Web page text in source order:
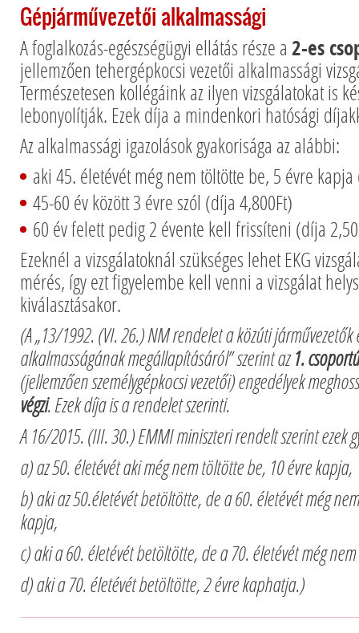
Gépjárművezetői alkalmassági
A foglalkozás-egészségügyi ellátás része a 2-es
jellemzően tehergépkocsi vezetői alkalmassági
Természetesen kollégáink az ilyen vizsgálatokat is
lebonyolítják. Ezek díja a mindenkori hatósági
Az alkalmassági igazolások gyakorisága az alábbi:
aki 45. életévét még nem töltötte be, 5 évre
45-60 év között 3 évre szól (díja 4,800Ft)
60 év felett pedig 2 évente kell frissíteni (díja
Ezeknél a vizsgálatoknál szükséges lehet EKG
mérés, így ezt figyelembe kell venni a vizsgálat
kiválasztásakor.
(A „13/1992. (VI. 26.) NM rendelet a közúti járművezetők
alkalmasságának megállapításáról” szerint az1. csoportú
(jellemzően személygépkocsi vezetői) engedélyek
végzi. Ezek díja is a rendelet szerinti.
A 16/2015. (III. 30.) EMMI miniszteri rendelt szerint ezek
a) az 50. életévét aki még nem töltötte be, 10 évre kapja,
b) aki az 50.életévét betöltötte, de a 60. életévét még
kapja,
c) aki a 60. életévét betöltötte, de a 70. életévét még
d) aki a 70. életévét betöltötte, 2 évre kaphatja.)